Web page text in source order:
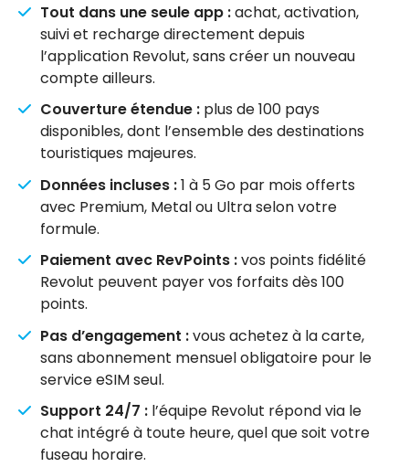
Tout dans une seule app :achat, activation,
suivi et recharge directement depuis
l’application Revolut, sans créer un nouveau
compte ailleurs.
Couverture étendue : plus de 100 pays
disponibles, dont l’ensemble des destinations
touristiques majeures.
Données incluses :1 à 5 Go par mois offerts
avec Premium, Metal ou Ultra selon votre
formule.
Paiement avec RevPoints :vos points fidélité
Revolut peuvent payer vos forfaits dès 100
points.
Pas d’engagement :vous achetez à la carte,
sans abonnement mensuel obligatoire pour le
service eSIM seul.
Support 24/7 : l’équipe Revolut répond via le
chat intégré à toute heure, quel que soit votre
fuseau horaire.